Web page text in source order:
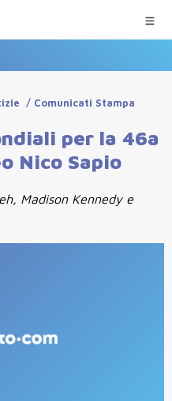
/ Comunicati Stampa
per la 46a
Nico Sapio
Madison Kennedy e